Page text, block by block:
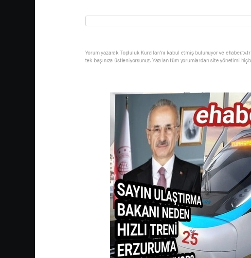
Yorum yazarak Topluluk Kuralları’nı kabul etmiş bulunuyor ve
tek başınıza üstleniyorsunuz. Yazılan tüm yorumlardan site yönetimi